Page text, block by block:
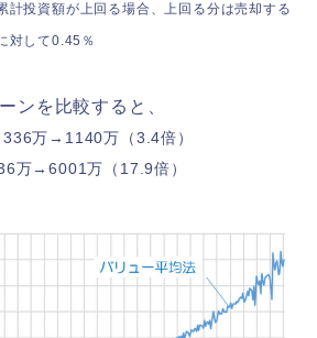
計投資額が上回る場合、上回る分は売却する
対して0.45％
ンを比較すると、
336万→1140万（3.4倍）
万→6001万（17.9倍）